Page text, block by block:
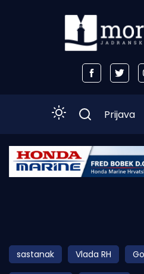
Početna
Obala
Otoci
Prijava
sastanak Vlada RH